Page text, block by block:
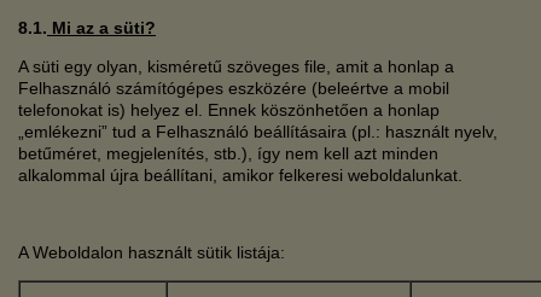
8.1. Mi az a süti?
A süti egy olyan, kisméretű szöveges file, amit a honlap a
Felhasználó számítógépes eszközére (beleértve a mobil
telefonokat is) helyez el. Ennek köszönhetően a honlap
„emlékezni” tud a Felhasználó beállításaira (pl.: használt nyelv,
betűméret, megjelenítés, stb.), így nem kell azt minden
alkalommal újra beállítani, amikor felkeresi weboldalunkat.
A Weboldalon használt sütik listája: